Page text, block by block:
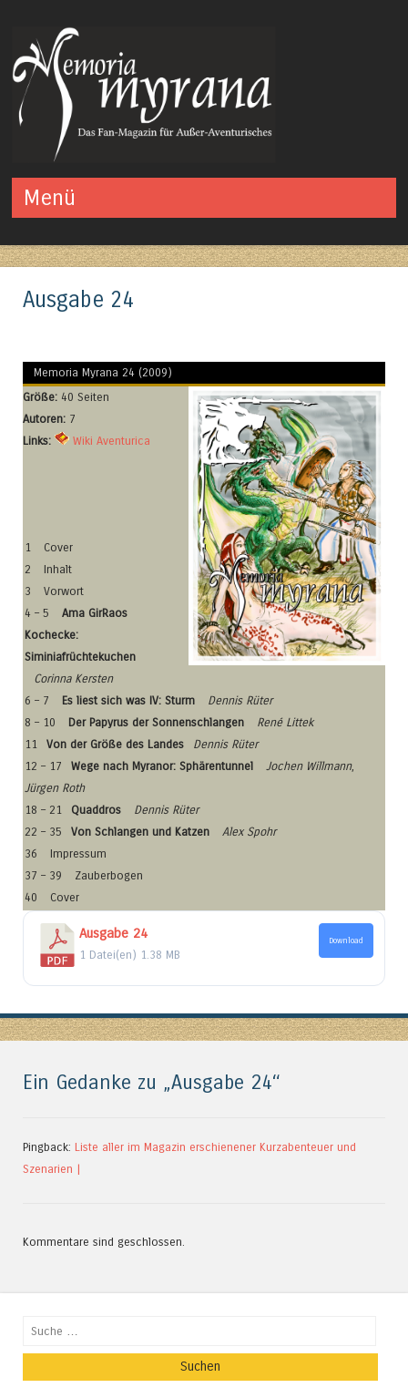
Menü
Ausgabe 24
Memoria Myrana 24 (2009)
Größe: 40 Seiten
Autoren: 7
Links:
Wiki Aventurica
1
Cover
2
Inhalt
3
Vorwort
4 – 5
Ama GirRaos
Kochecke:
Siminiafrüchtekuchen
Corinna Kersten
6 – 7
Es liest sich was IV: Sturm
Dennis Rüter
8 – 10
Der Papyrus der Sonnenschlangen
René Littek
11
Von der Größe des Landes
Dennis Rüter
12 – 17
Wege nach Myranor: Sphärentunnel Jochen Willmann,
Jürgen Roth
18 – 21
Quaddros
Dennis Rüter
22 – 35
Von Schlangen und Katzen
Alex Spohr
36
Impressum
37 – 39
Zauberbogen
40
Cover
Ausgabe 24
1 Datei(en) 1.38 MB
Download
Ein Gedanke zu „Ausgabe 24“
Pingback: Liste aller im Magazin erschienener Kurzabenteuer und
Szenarien |
Kommentare sind geschlossen.
Suchen